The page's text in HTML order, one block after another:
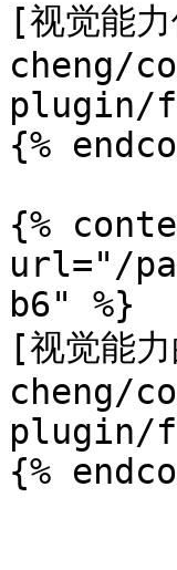
[视觉
cheng/
plugin/
{%
{%
url="/
b6" %}
[视觉能
cheng/
plugin/
{%